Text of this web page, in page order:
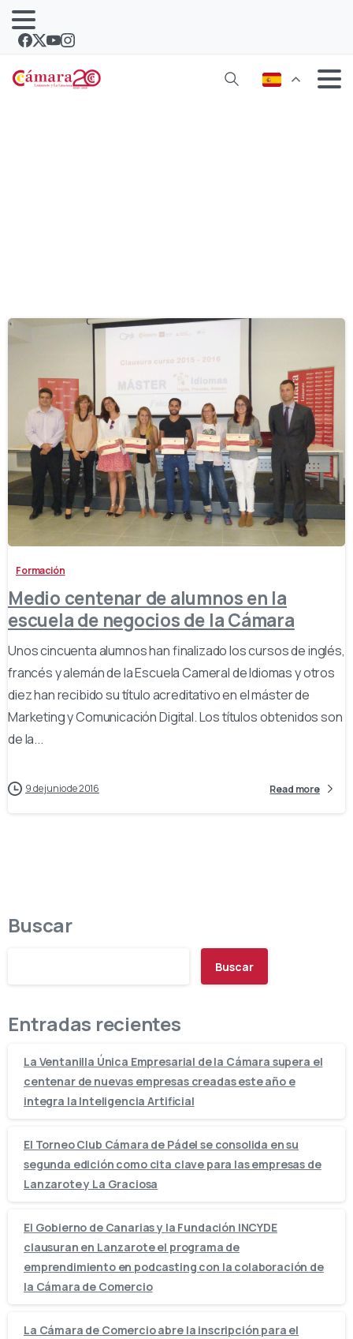
Formación
Medio centenar de alumnos en la
escuela de negocios de la Cámara
Unos cincuenta alumnos han finalizado los cursos de inglés,
francés y alemán de la Escuela Cameral de Idiomas y otros
diez han recibido su título acreditativo en el máster de
Marketing y Comunicación Digital. Los títulos obtenidos son
de la...
9 de junio de 2016 Read more
Buscar
Buscar
Entradas recientes
La Ventanilla Única Empresarial de la Cámara supera el
centenar de nuevas empresas creadas este año e
integra la Inteligencia Artificial
El Torneo Club Cámara de Pádel se consolida en su
segunda edición como cita clave para las empresas de
Lanzarote y La Graciosa
El Gobierno de Canarias y la Fundación INCYDE
clausuran en Lanzarote el programa de
emprendimiento en podcasting con la colaboración de
la Cámara de Comercio
La Cámara de Comercio abre la inscripción para el